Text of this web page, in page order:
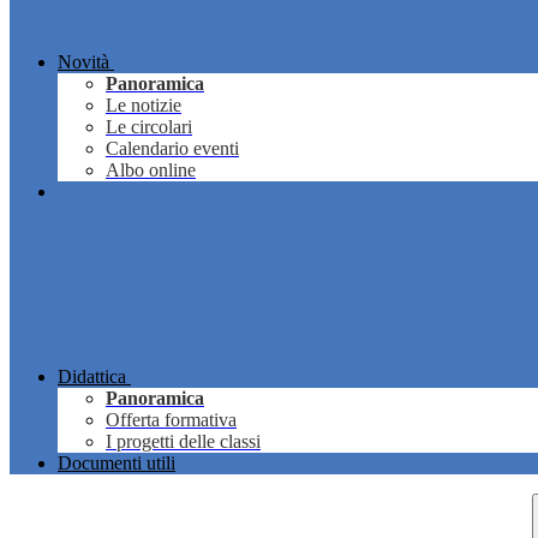
Novità
Panoramica
Le notizie
Le circolari
Calendario eventi
Albo online
Didattica
Panoramica
Offerta formativa
I progetti delle classi
Documenti utili